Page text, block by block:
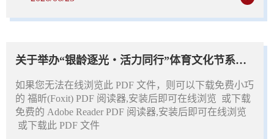
关于举办“银龄逐光・活力同行”体育文化节系列活动通知
如果您无法在线浏览此 PDF 文件，则可以下载免费小巧
的 福昕(Foxit) PDF 阅读器,安装后即可在线浏览 或下载
免费的 Adobe Reader PDF 阅读器,安装后即可在线浏览
或下载此 PDF 文件